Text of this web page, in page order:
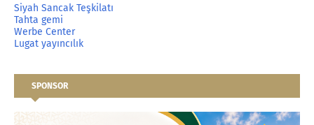
Siyah Sancak Teşkilatı
Tahta gemi
Werbe Center
Lugat yayıncılık
SPONSOR